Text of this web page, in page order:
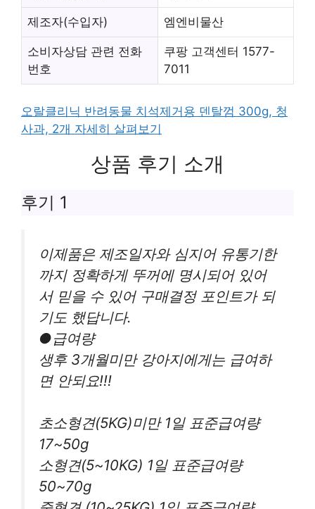
제조자(수입자) 엠엔비물산
소비자상담 관련 전화
번호
쿠팡 고객센터 1577-
7011
오랄클리닉 반려동물 치석제거용 덴탈껌 300g, 청
사과, 2개 자세히 살펴보기
상품 후기 소개
후기 1
이제품은 제조일자와 심지어 유통기한
까지 정확하게 뚜꺼에 명시되어 있어
서 믿을 수 있어 구매결정 포인트가 되
기도 했답니다.
●급여량
생후 3개월미만 강아지에게는 급여하
면 안되요!!!
초소형견(5KG)미만 1일 표준급여량
17~50g
소형견(5~10KG) 1일 표준급여량
50~70g